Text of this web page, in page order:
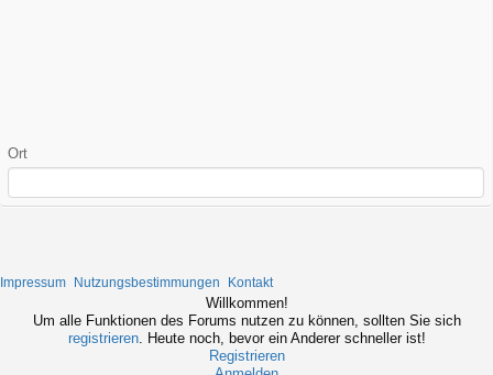
Ort
Impressum Nutzungsbestimmungen Kontakt
Willkommen!
Um alle Funktionen des Forums nutzen zu können, sollten Sie sich
registrieren. Heute noch, bevor ein Anderer schneller ist!
Registrieren